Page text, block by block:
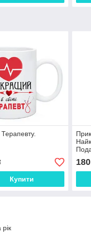
Купити
180